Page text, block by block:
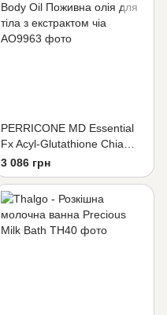
PERRICONE MD Essential
Fx Acyl-Glutathione Chia
Body Oil Поживна олія для
тіла з екстрактом чіа
3 086 грн